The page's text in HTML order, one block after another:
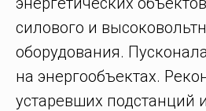
силового и
оборудования.
на энергообъектах.
устаревших подстанций